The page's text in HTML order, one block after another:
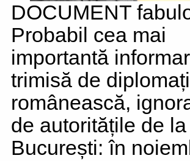
DOCUMENT
Probabil cea mai
importantă
trimisă de
românească,
de autoritățile de la
București: în